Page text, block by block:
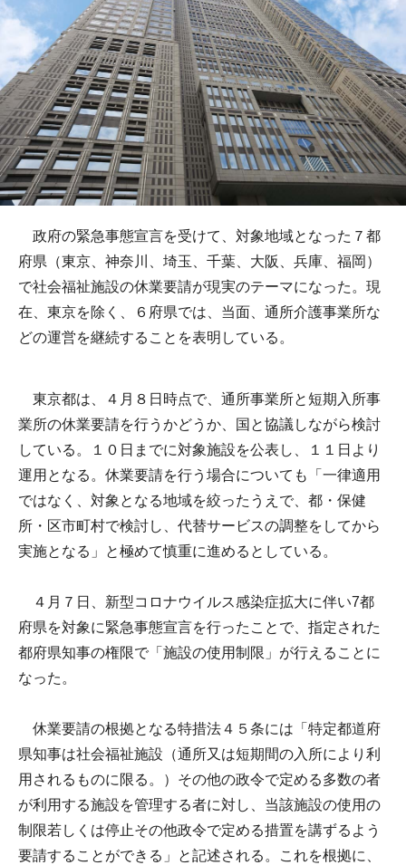
政府の緊急事態宣言を受けて、対象地域となった７都
府県（東京、神奈川、埼玉、千葉、大阪、兵庫、福岡）
で社会福祉施設の休業要請が現実のテーマになった。現
在、東京を除く、６府県では、当面、通所介護事業所な
どの運営を継続することを表明している。
東京都は、４月８日時点で、通所事業所と短期入所事
業所の休業要請を行うかどうか、国と協議しながら検討
している。１０日までに対象施設を公表し、１１日より
運用となる。休業要請を行う場合についても「一律適用
ではなく、対象となる地域を絞ったうえで、都・保健
所・区市町村で検討し、代替サービスの調整をしてから
実施となる」と極めて慎重に進めるとしている。
４月７日、新型コロナウイルス感染症拡大に伴い7都
府県を対象に緊急事態宣言を行ったことで、指定された
都府県知事の権限で「施設の使用制限」が行えることに
なった。
休業要請の根拠となる特措法４５条には「特定都道府
県知事は社会福祉施設（通所又は短期間の入所により利
用されるものに限る。）その他の政令で定める多数の者
が利用する施設を管理する者に対し、当該施設の使用の
制限若しくは停止その他政令で定める措置を講ずるよう
要請することができる」と記述される。これを根拠に、